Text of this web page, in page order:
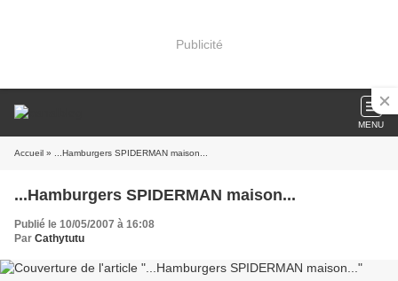
Publicité
MENU
Accueil » ...Hamburgers SPIDERMAN maison...
...Hamburgers SPIDERMAN maison...
Publié le 10/05/2007 à 16:08
Par Cathytutu